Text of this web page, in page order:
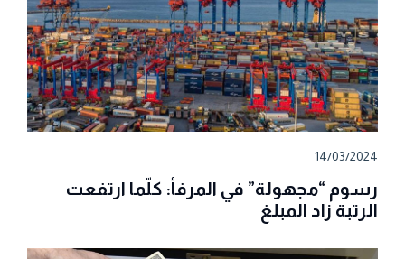
14/03/2024
رسوم “مجهولة” في المرفأ: كلّما ارتفعت
الرتبة زاد المبلغ